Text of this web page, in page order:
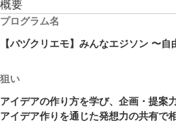
概要
プログラム名
【バヅクリエモ】みんなエジソン 〜
狙い
アイデアの作り方を学び、企画・提案
アイデア作りを通じた発想力の共有で